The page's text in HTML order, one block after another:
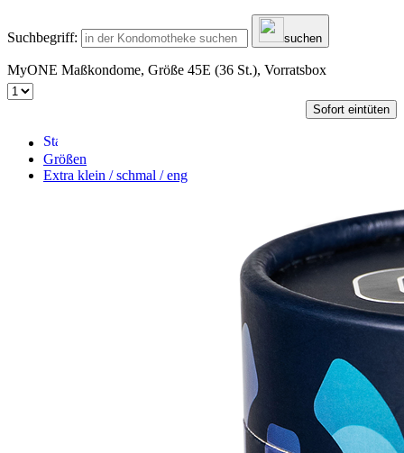
Suchbegriff: suchen
MyONE Maßkondome, Größe 45E (36 St.), Vorratsbox
Sofort eintüten
Größen
Extra klein / schmal / eng